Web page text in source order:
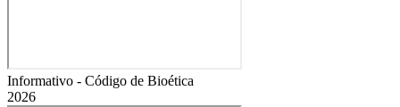
Informativo - Código de Bioética
2026